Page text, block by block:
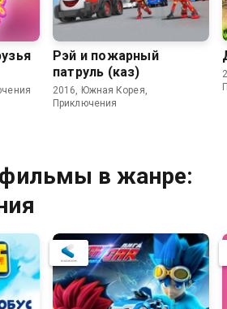
Рэй и пожарный
патруль (каз)
2016, Южная Корея,
Приключения
в жанре: